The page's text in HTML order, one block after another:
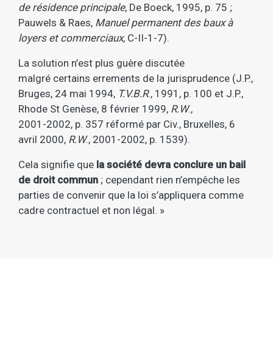
de résidence principale, De Boeck, 1995, p. 75 ;
Pauwels & Raes, Manuel permanent des baux à
loyers et commerciaux, C-II-1-7).
La solution n’est plus guère discutée
malgré certains errements de la jurisprudence (J.P.,
Bruges, 24 mai 1994, T.V.B.R., 1991, p. 100 et J.P.,
Rhode St Genèse, 8 février 1999, R.W.,
2001-2002, p. 357 réformé par Civ., Bruxelles, 6
avril 2000, R.W., 2001-2002, p. 1539).
Cela signifie que la société devra conclure un bail
de droit commun ; cependant rien n’empêche les
parties de convenir que la loi s’appliquera comme
cadre contractuel et non légal. »